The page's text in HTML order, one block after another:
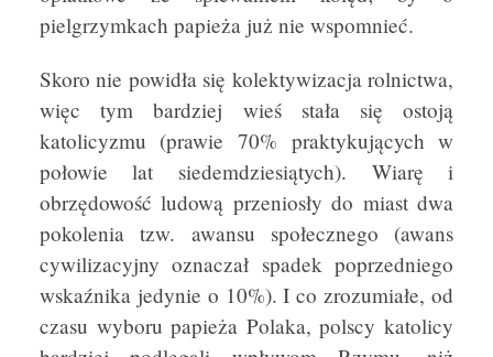
pielgrzymkach papieża już nie wspomnieć.
Skoro nie powidła się kolektywizacja rolnictwa,
więc tym bardziej wieś stała się ostoją
katolicyzmu (prawie 70% praktykujących w
połowie lat siedemdziesiątych). Wiarę i
obrzędowość ludową przeniosły do miast dwa
pokolenia tzw. awansu społecznego (awans
cywilizacyjny oznaczał spadek poprzedniego
wskaźnika jedynie o 10%). I co zrozumiałe, od
czasu wyboru papieża Polaka, polscy katolicy